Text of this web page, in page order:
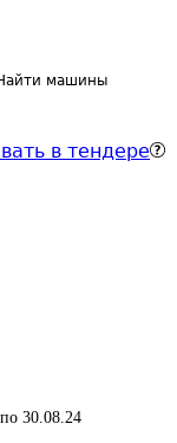
машины
в тендере
30.08.24